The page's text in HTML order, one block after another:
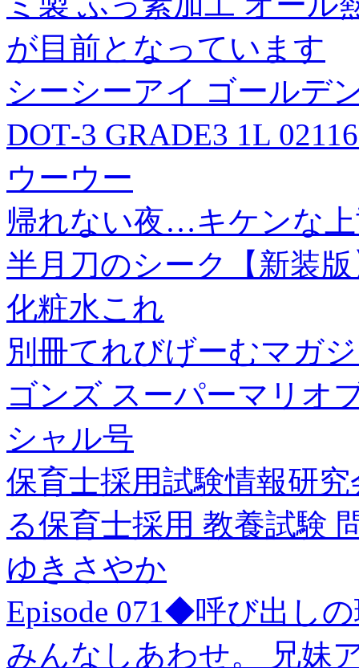
が目前となっています
シーシーアイ ゴールデ
DOT‐3 GRADE3 1L
ウーウー
帰れない夜…キケンな
半月刀のシーク【新装
化粧水これ
別冊てれびげーむマガ
ゴンズ スーパーマリオ
シャル号
保育士採用試験情報研
る保育士採用 教養試験
ゆきさやか
Episode 071◆呼び出し
みんなしあわせ。 兄妹